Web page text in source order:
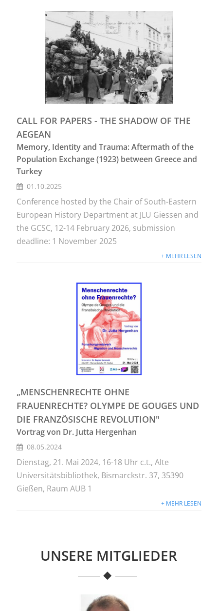
CALL FOR PAPERS - THE SHADOW OF THE
AEGEAN
Memory, Identity and Trauma: Aftermath of the
Population Exchange (1923) between Greece and
Turkey
01.10.2025
Conference hosted by the Chair of South-Eastern
European History Department at JLU Giessen and
the GCSC, 12-14 February 2026, submission
deadline: 1 November 2025
+ MEHR LESEN
„MENSCHENRECHTE OHNE
FRAUENRECHTE? OLYMPE DE GOUGES UND
DIE FRANZÖSISCHE REVOLUTION"
Vortrag von Dr. Jutta Hergenhan
08.05.2024
Dienstag, 21. Mai 2024, 16-18 Uhr c.t., Alte
Universitätsbibliothek, Bismarckstr. 37, 35390
Gießen, Raum AUB 1
+ MEHR LESEN
UNSERE MITGLIEDER